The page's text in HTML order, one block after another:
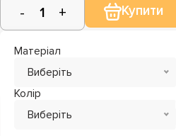
Купити
Матеріал
Виберіть
Колір
Виберіть